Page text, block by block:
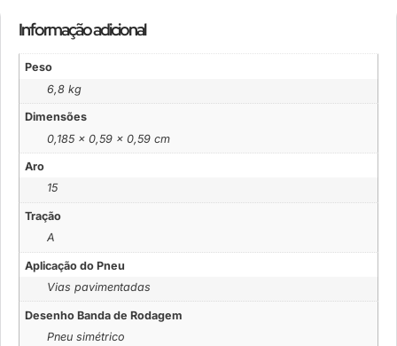
Informação adicional
Peso
6,8 kg
Dimensões
0,185 × 0,59 × 0,59 cm
Aro
15
Tração
A
Aplicação do Pneu
Vias pavimentadas
Desenho Banda de Rodagem
Pneu simétrico